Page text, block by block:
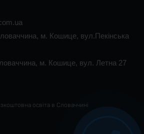
м. Кошице, вул.Пекінська
м. Кошице, вул. Летна 27
освіта в Словаччині